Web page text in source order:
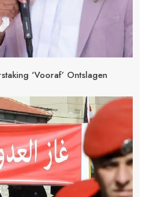
‘Vooraf’ Ontslagen